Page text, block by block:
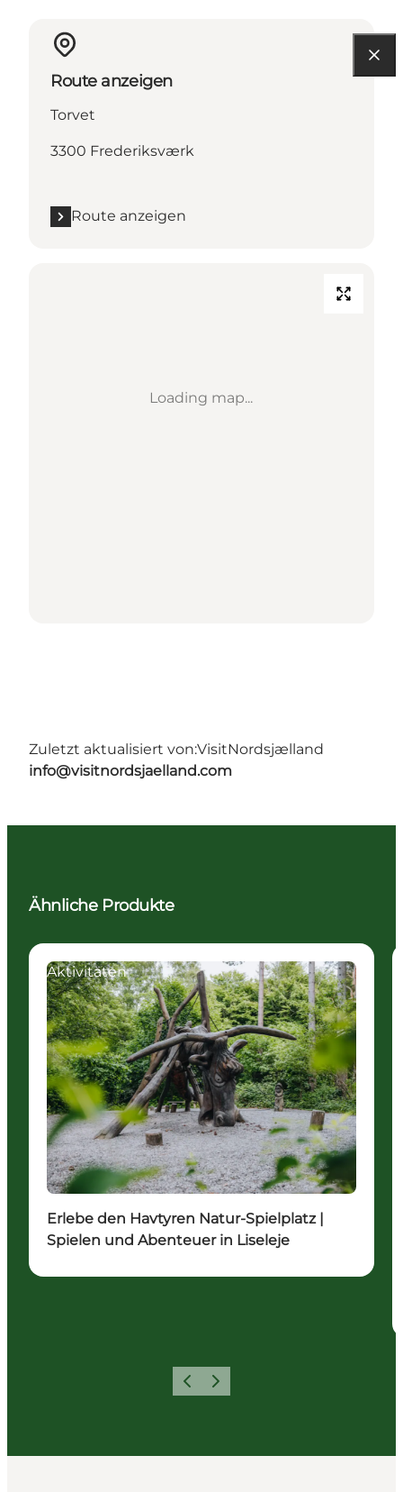
Route anzeigen
Torvet
3300 Frederiksværk
Route anzeigen
Loading map...
Zuletzt aktualisiert von:VisitNordsjælland
info@visitnordsjaelland.com
Ähnliche Produkte
Aktivitäten
Erlebe den Havtyren Natur-Spielplatz |
Spielen und Abenteuer in Liseleje
ZurückWeiter